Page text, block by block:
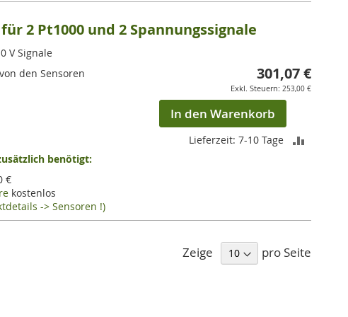
2 Pt1000 und 2 Spannungssignale
V Signale
den Sensoren
301,07 €
253,00 €
In den Warenkorb
Lieferzeit: 7-10 Tage
benötigt:
€
kostenlos
-> Sensoren !)
Zeige pro Seite